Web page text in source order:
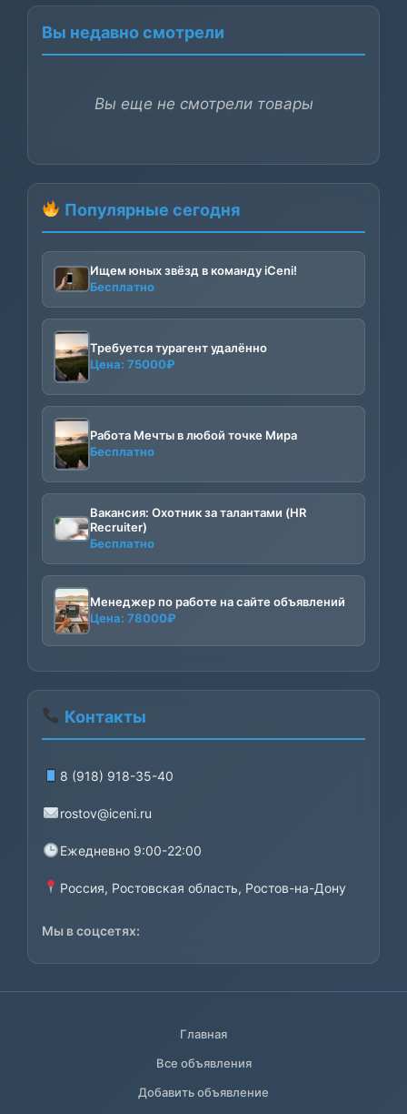
Вы недавно смотрели
Вы еще не смотрели товары
Популярные сегодня
Ищем юных звёзд в команду iCeni!
Бесплатно
Требуется турагент удалённо
Цена: 75000₽
Работа Мечты в любой точке Мира
Бесплатно
Вакансия: Охотник за талантами (HR
Recruiter)
Бесплатно
Менеджер по работе на сайте объявлений
Цена: 78000₽
Контакты
8 (918) 918-35-40
rostov@iceni.ru
Ежедневно 9:00-22:00
Россия, Ростовская область, Ростов-на-Дону
Мы в соцсетях:
Главная
Все объявления
Добавить объявление